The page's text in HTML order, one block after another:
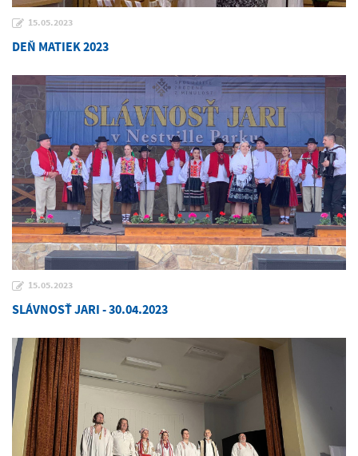
15.05.2023
DEŇ MATIEK 2023
15.05.2023
SLÁVNOSŤ JARI - 30.04.2023